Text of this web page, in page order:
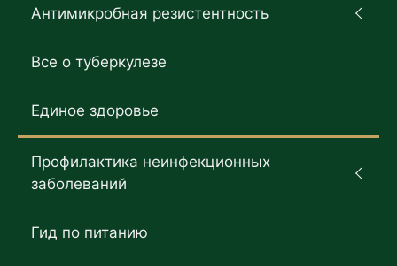
Антимикробная резистентность
Все о туберкулезе
Единое здоровье
Профилактика неинфекционных
заболеваний
Гид по питанию